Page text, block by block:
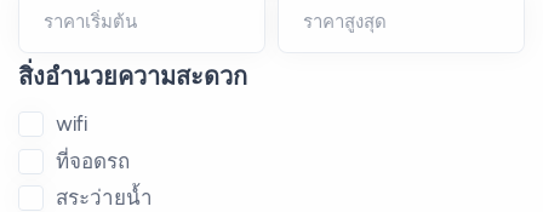
ราคาเริ่มต้น ราคาสูงสุด
สิ่งอำนวยความสะดวก
wifi
ที่จอดรถ
สระว่ายน้ำ